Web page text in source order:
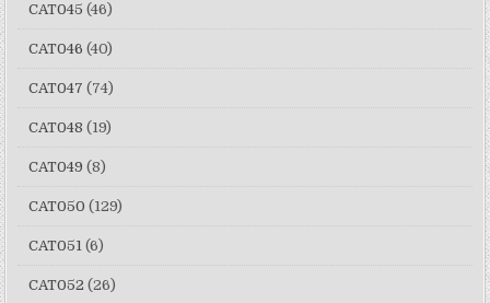
CAT045 (46)
CAT046 (40)
CAT047 (74)
CAT048 (19)
CAT049 (8)
CAT050 (129)
CAT051 (6)
CAT052 (26)